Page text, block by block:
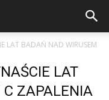
LAT BADAŃ NAD WIRUSEM
LAT
ZAPALENIA